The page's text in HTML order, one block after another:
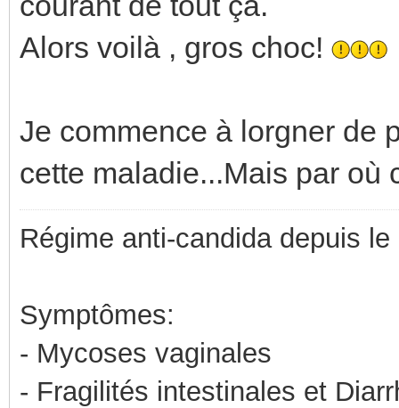
Alors voilà , gros choc!
Je commence à lorgner de
cette maladie...Mais par où
Régime anti-candida depuis
Symptômes:
- Mycoses vaginales
- Fragilités intestinales et